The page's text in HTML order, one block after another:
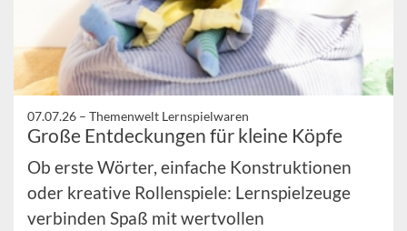
07.07.26 – Themenwelt Lernspielwaren
Große Entdeckungen für kleine Köpfe
Ob erste Wörter, einfache Konstruktionen
oder kreative Rollenspiele: Lernspielzeuge
verbinden Spaß mit wertvollen